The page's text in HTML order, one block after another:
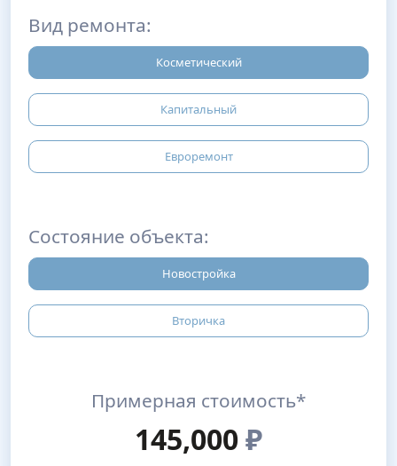
Вид ремонта:
Косметический
Капитальный
Евроремонт
Состояние объекта:
Новостройка
Вторичка
Примерная стоимость*
145,000₽